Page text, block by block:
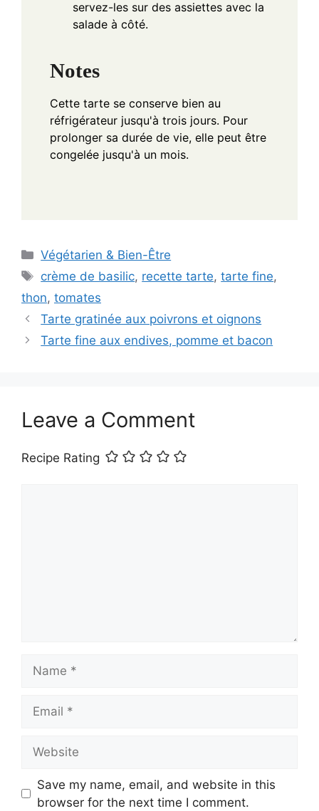
servez-les sur des assiettes avec la
salade à côté.
Notes
Cette tarte se conserve bien au
réfrigérateur jusqu'à trois jours. Pour
prolonger sa durée de vie, elle peut être
congelée jusqu'à un mois.
Categories
Végétarien & Bien-Être
Tags
crème de basilic, recette tarte,tarte fine,
thon, tomates
Tarte gratinée aux poivrons et oignons
Tarte fine aux endives, pomme et bacon
Leave a Comment
Recipe Rating
Save my name, email, and website in this
browser for the next time I comment.